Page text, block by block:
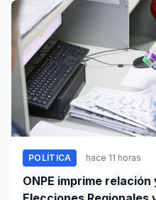
POLÍTICA hace 11 horas
ONPE imprime